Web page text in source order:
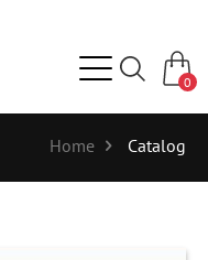
0
Home Catalog